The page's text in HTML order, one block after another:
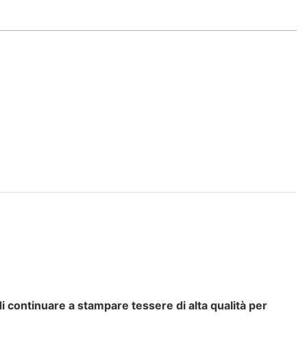
a stampare tessere di alta qualità per